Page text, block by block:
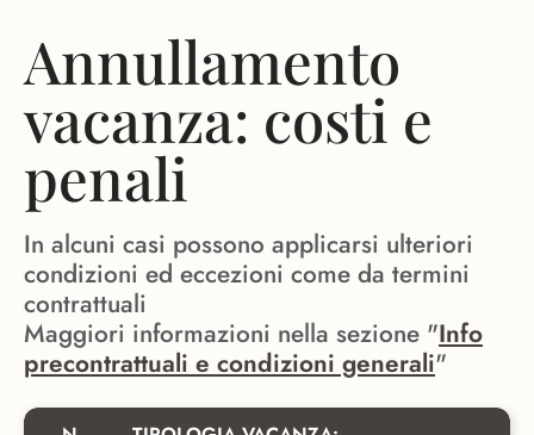
Annullamento
vacanza: costi e
penali
In alcuni casi possono applicarsi ulteriori
condizioni ed eccezioni come da termini
contrattuali
Maggiori informazioni nella sezione "Info
precontrattuali e condizioni generali"